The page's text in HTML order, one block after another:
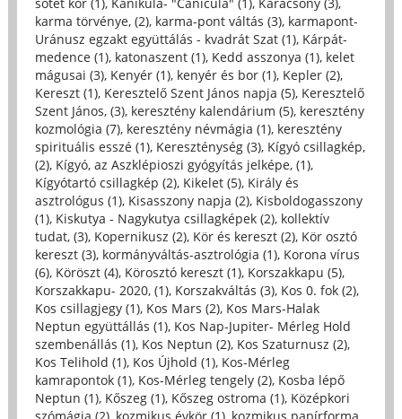
karma törvénye, (2), karma-pont váltás (3), karmapont-
Uránusz egzakt együttálás - kvadrát Szat (1), Kárpát-
medence (1), katonaszent (1), Kedd asszonya (1), kelet
mágusai (3), Kenyér (1), kenyér és bor (1), Kepler (2),
Kereszt (1), Keresztelő Szent János napja (5), Keresztelő
Szent János, (3), keresztény kalendárium (5), keresztény
kozmológia (7), keresztény névmágia (1), keresztény
spirituális esszé (1), Kereszténység (3), Kígyó csillagkép,
(2), Kígyó, az Aszklépioszi gyógyítás jelképe, (1),
Kígyótartó csillagkép (2), Kikelet (5), Király és
asztrológus (1), Kisasszony napja (2), Kisboldogasszony
(1), Kiskutya - Nagykutya csillagképek (2), kollektív
tudat, (3), Kopernikusz (2), Kör és kereszt (2), Kör osztó
kereszt (3), kormányváltás-asztrológia (1), Korona vírus
(6), Köröszt (4), Körosztó kereszt (1), Korszakkapu (5),
Korszakkapu- 2020, (1), Korszakváltás (3), Kos 0. fok (2),
Kos csillagjegy (1), Kos Mars (2), Kos Mars-Halak
Neptun együttállás (1), Kos Nap-Jupiter- Mérleg Hold
szembenállás (1), Kos Neptun (2), Kos Szaturnusz (2),
Kos Telihold (1), Kos Újhold (1), Kos-Mérleg
kamrapontok (1), Kos-Mérleg tengely (2), Kosba lépő
Neptun (1), Kőszeg (1), Kőszeg ostroma (1), Középkori